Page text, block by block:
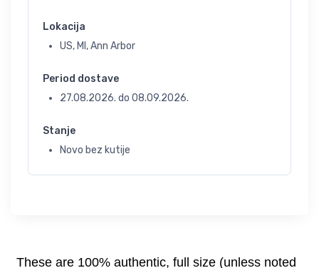
Lokacija
US, MI, Ann Arbor
Period dostave
27.08.2026. do 08.09.2026.
Stanje
Novo bez kutije